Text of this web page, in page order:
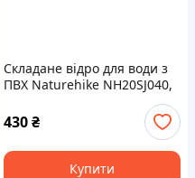
Складане відро для води з
ПВХ Naturehike NH20SJ040,
430₴
Купити